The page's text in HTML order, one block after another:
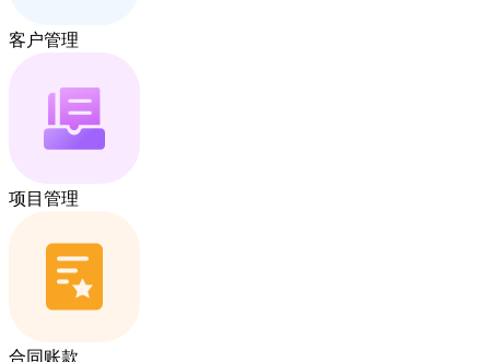
客户管理
项目管理
合同账款